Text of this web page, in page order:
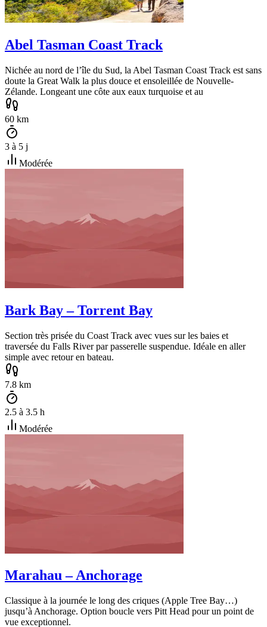
Abel Tasman Coast Track
Nichée au nord de l’île du Sud, la Abel Tasman Coast Track est sans
doute la Great Walk la plus douce et ensoleillée de Nouvelle-
Zélande. Longeant une côte aux eaux turquoise et au
60 km
3 à 5 j
Modérée
Bark Bay – Torrent Bay
Section très prisée du Coast Track avec vues sur les baies et
traversée du Falls River par passerelle suspendue. Idéale en aller
simple avec retour en bateau.
7.8 km
2.5 à 3.5 h
Modérée
Marahau – Anchorage
Classique à la journée le long des criques (Apple Tree Bay…)
jusqu’à Anchorage. Option boucle vers Pitt Head pour un point de
vue exceptionnel.